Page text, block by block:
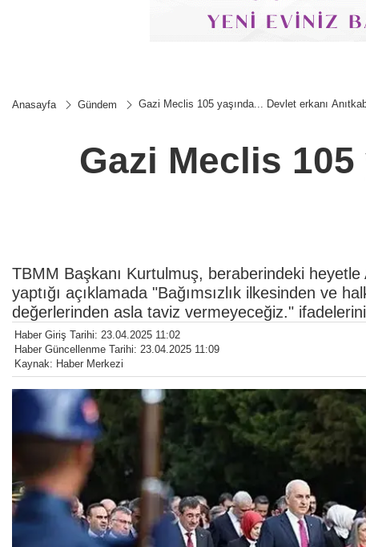
Anasayfa Gündem Gazi Meclis 105 yaşında... Devlet erkanı
Gazi Meclis 105
TBMM Başkanı Kurtulmuş, beraberindeki
yaptığı açıklamada "Bağımsızlık ilkesinden ve
değerlerinden asla taviz vermeyeceğiz." ifadelerini
Haber Giriş Tarihi: 23.04.2025 11:02
Haber Güncellenme Tarihi: 23.04.2025 11:09
Kaynak: Haber Merkezi